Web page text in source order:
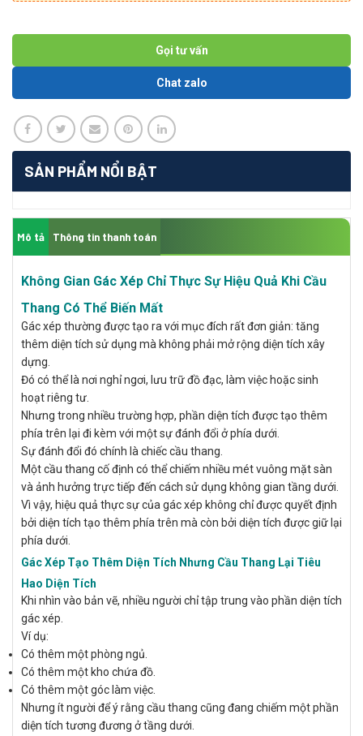
Gọi tư vấn
Chat zalo
SẢN PHẨM NỔI BẬT
Mô tả Thông tin thanh toán
Không Gian Gác Xép Chỉ Thực Sự Hiệu Quả Khi Cầu
Thang Có Thể Biến Mất
Gác xép thường được tạo ra với mục đích rất đơn giản: tăng
thêm diện tích sử dụng mà không phải mở rộng diện tích xây
dựng.
Đó có thể là nơi nghỉ ngơi, lưu trữ đồ đạc, làm việc hoặc sinh
hoạt riêng tư.
Nhưng trong nhiều trường hợp, phần diện tích được tạo thêm
phía trên lại đi kèm với một sự đánh đổi ở phía dưới.
Sự đánh đổi đó chính là chiếc cầu thang.
Một cầu thang cố định có thể chiếm nhiều mét vuông mặt sàn
và ảnh hưởng trực tiếp đến cách sử dụng không gian tầng dưới.
Vì vậy, hiệu quả thực sự của gác xép không chỉ được quyết định
bởi diện tích tạo thêm phía trên mà còn bởi diện tích được giữ lại
phía dưới.
Gác Xép Tạo Thêm Diện Tích Nhưng Cầu Thang Lại Tiêu
Hao Diện Tích
Khi nhìn vào bản vẽ, nhiều người chỉ tập trung vào phần diện tích
gác xép.
Ví dụ:
Có thêm một phòng ngủ.
Có thêm một kho chứa đồ.
Có thêm một góc làm việc.
Nhưng ít người để ý rằng cầu thang cũng đang chiếm một phần
diện tích tương đương ở tầng dưới.